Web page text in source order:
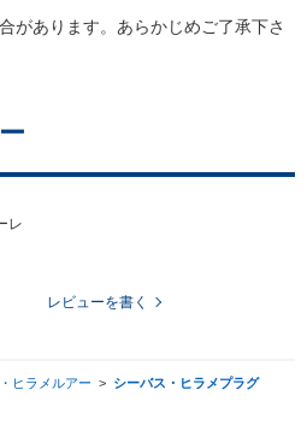
があります。あらかじめご了承下さ
レ
レビューを書く
ヒラメルアー > シーバス・ヒラメプラグ